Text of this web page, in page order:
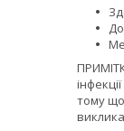
тому що